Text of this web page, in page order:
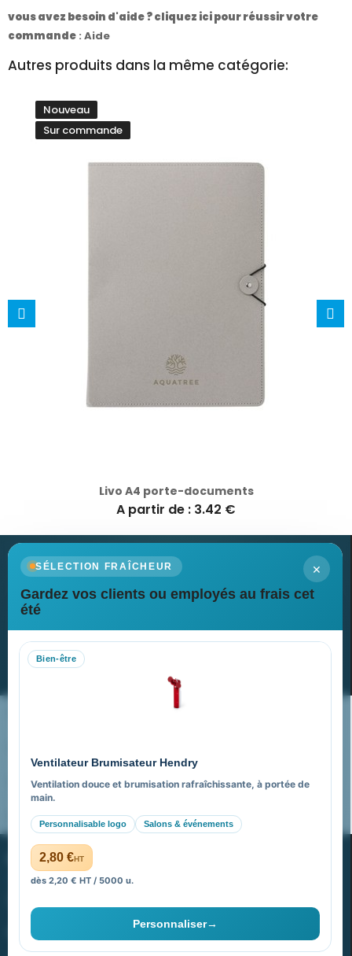
vous avez besoin d'aide ? cliquez ici pour réussir votre
commande : Aide
Autres produits dans la même catégorie:
Nouveau
Sur commande
Livo A4 porte-documents
A partir de : 3.42 €
×
SÉLECTION FRAÎCHEUR
Gardez vos clients ou employés au frais cet
été
Bien-être
Ventilateur Brumisateur Hendry
Ventilation douce et brumisation rafraîchissante, à portée de
main.
Personnalisable logo Salons & événements
2,80 €HT
dès 2,20 € HT / 5000 u.
Personnaliser→
Newsletter
Recevez nos dernières nouvelles et nos offres spéciales
Nos expertises & accompagnement global
FAQ sur Promenoch Goodies Pub France
Pourquoi ça a marché à 100% pour moi ?
PROMENOCH GOODIES
40 rue Madeleine Michelis